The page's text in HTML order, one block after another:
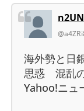
海外勢と日
思惑 混乱
Yahoo!ニ